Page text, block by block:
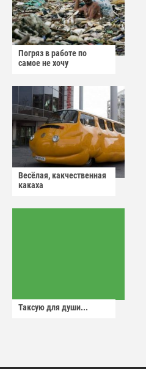
Погряз в работе по
самое не хочу
Весёлая, какчественная
какаха
Таксую для души...